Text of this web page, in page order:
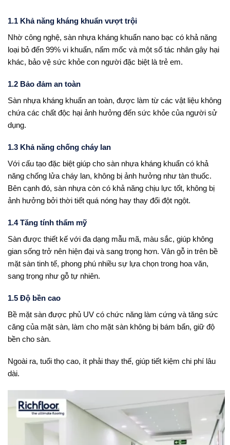
1.1 Khả năng kháng khuẩn vượt trội
Nhờ công nghệ, sàn nhựa kháng khuẩn nano bạc có khả năng
loại bỏ đến 99% vi khuẩn, nấm mốc và một số tác nhân gây hại
khác, bảo vệ sức khỏe con người đặc biệt là trẻ em.
1.2 Bảo đảm an toàn
Sàn nhựa kháng khuẩn an toàn, được làm từ các vật liệu không
chứa các chất độc hại ảnh hưởng đến sức khỏe của người sử
dụng.
1.3 Khả năng chống cháy lan
Với cấu tạo đặc biệt giúp cho sàn nhựa kháng khuẩn có khả
năng chống lửa cháy lan, không bị ảnh hưởng như tàn thuốc.
Bên cạnh đó, sàn nhựa còn có khả năng chịu lực tốt, không bị
ảnh hưởng bởi thời tiết quá nóng hay thay đổi đột ngột.
1.4 Tăng tính thẩm mỹ
Sàn được thiết kế với đa dạng mẫu mã, màu sắc, giúp không
gian sống trở nên hiện đại và sang trọng hơn. Vân gỗ in trên bề
mặt sàn tinh tế, phong phú nhiều sự lựa chọn trong hoa văn,
sang trọng như gỗ tự nhiên.
1.5 Độ bền cao
Bề mặt sàn được phủ UV có chức năng làm cứng và tăng sức
căng của mặt sàn, làm cho mặt sàn không bị bám bẩn, giữ độ
bền cho sàn.
Ngoài ra, tuổi thọ cao, ít phải thay thế, giúp tiết kiệm chi phí lâu
dài.